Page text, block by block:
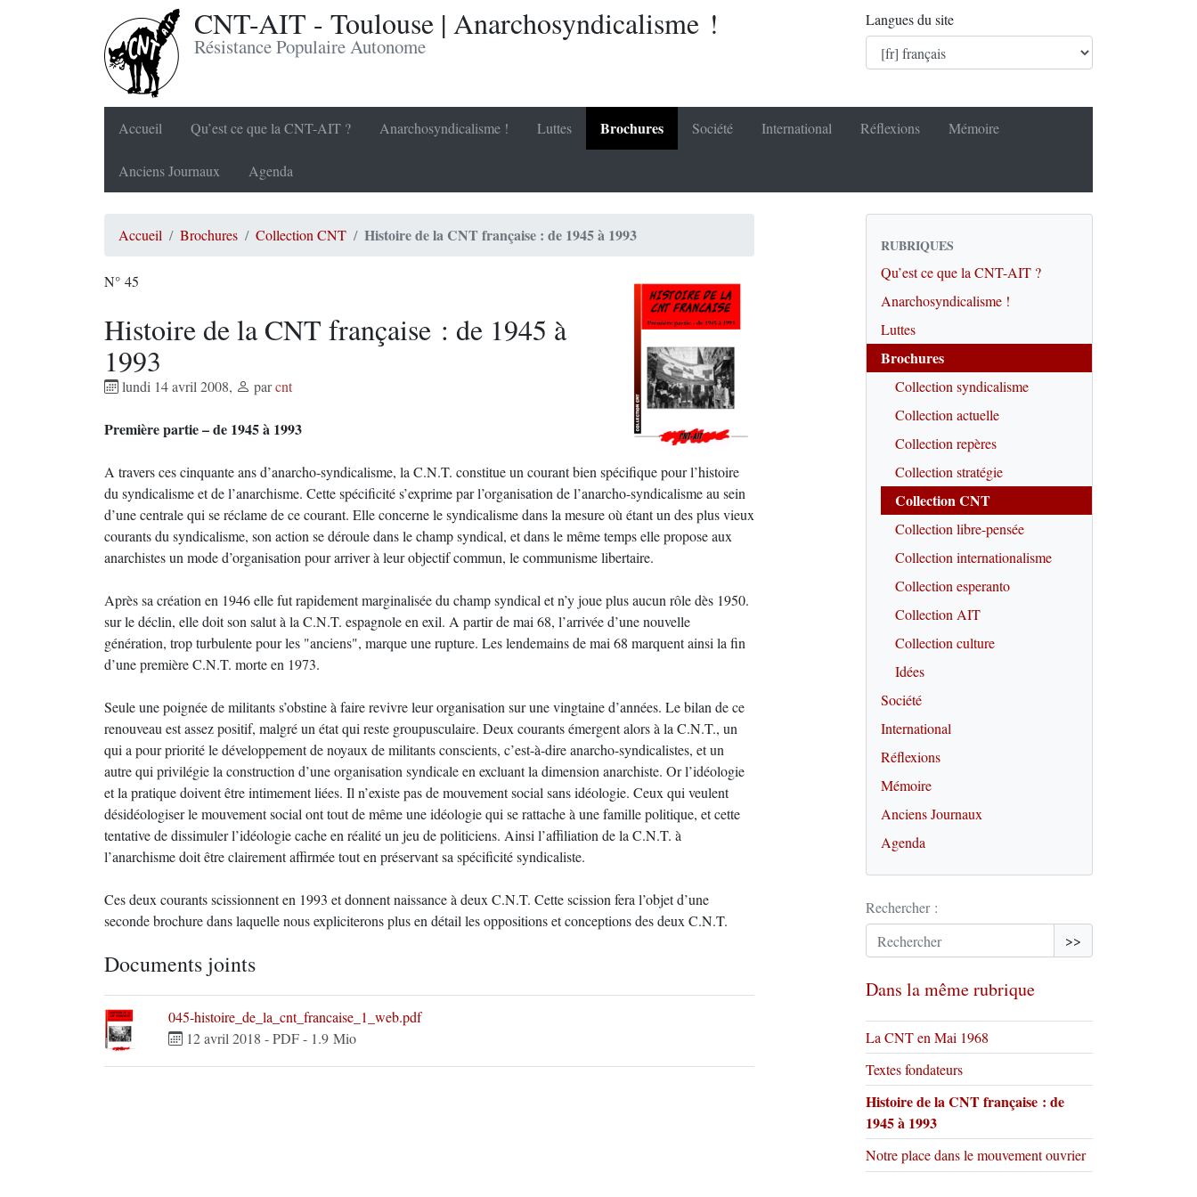
CNT-AIT - Toulouse | Anarchosyndicalisme !
Résistance Populaire Autonome
Langues du site
Accueil Qu’est ce que la CNT-AIT ? Anarchosyndicalisme ! Luttes Brochures Société International Réflexions Mémoire
Anciens Journaux Agenda
Accueil Brochures Collection CNT Histoire de la CNT française : de 1945 à 1993
N° 45
Histoire de la CNT française : de 1945 à
1993
lundi 14 avril 2008, parcnt
Première partie – de 1945 à 1993
A travers ces cinquante ans d’anarcho-syndicalisme, la C.N.T. constitue un courant bien spécifique pour l’histoire
du syndicalisme et de l’anarchisme. Cette spécificité s’exprime par l’organisation de l’anarcho-syndicalisme au sein
d’une centrale qui se réclame de ce courant. Elle concerne le syndicalisme dans la mesure où étant un des plus vieux
courants du syndicalisme, son action se déroule dans le champ syndical, et dans le même temps elle propose aux
anarchistes un mode d’organisation pour arriver à leur objectif commun, le communisme libertaire.
Après sa création en 1946 elle fut rapidement marginalisée du champ syndical et n’y joue plus aucun rôle dès 1950.
sur le déclin, elle doit son salut à la C.N.T. espagnole en exil. A partir de mai 68, l’arrivée d’une nouvelle
génération, trop turbulente pour les "anciens", marque une rupture. Les lendemains de mai 68 marquent ainsi la fin
d’une première C.N.T. morte en 1973.
Seule une poignée de militants s’obstine à faire revivre leur organisation sur une vingtaine d’années. Le bilan de ce
renouveau est assez positif, malgré un état qui reste groupusculaire. Deux courants émergent alors à la C.N.T., un
qui a pour priorité le développement de noyaux de militants conscients, c’est-à-dire anarcho-syndicalistes, et un
autre qui privilégie la construction d’une organisation syndicale en excluant la dimension anarchiste. Or l’idéologie
et la pratique doivent être intimement liées. Il n’existe pas de mouvement social sans idéologie. Ceux qui veulent
désidéologiser le mouvement social ont tout de même une idéologie qui se rattache à une famille politique, et cette
tentative de dissimuler l’idéologie cache en réalité un jeu de politiciens. Ainsi l’affiliation de la C.N.T. à
l’anarchisme doit être clairement affirmée tout en préservant sa spécificité syndicaliste.
Ces deux courants scissionnent en 1993 et donnent naissance à deux C.N.T. Cette scission fera l’objet d’une
seconde brochure dans laquelle nous expliciterons plus en détail les oppositions et conceptions des deux C.N.T.
Documents joints
045-histoire_de_la_cnt_francaise_1_web.pdf
12 avril 2018 -PDF- 1.9 Mio
RUBRIQUES
Qu’est ce que la CNT-AIT ?
Anarchosyndicalisme !
Luttes
Brochures
Collection syndicalisme
Collection actuelle
Collection repères
Collection stratégie
Collection CNT
Collection libre-pensée
Collection internationalisme
Collection esperanto
Collection AIT
Collection culture
Idées
Société
International
Réflexions
Mémoire
Anciens Journaux
Agenda
Rechercher :
>>
Dans la même rubrique
La CNT en Mai 1968
Textes fondateurs
Histoire de la CNT française : de
1945 à 1993
Notre place dans le mouvement ouvrier